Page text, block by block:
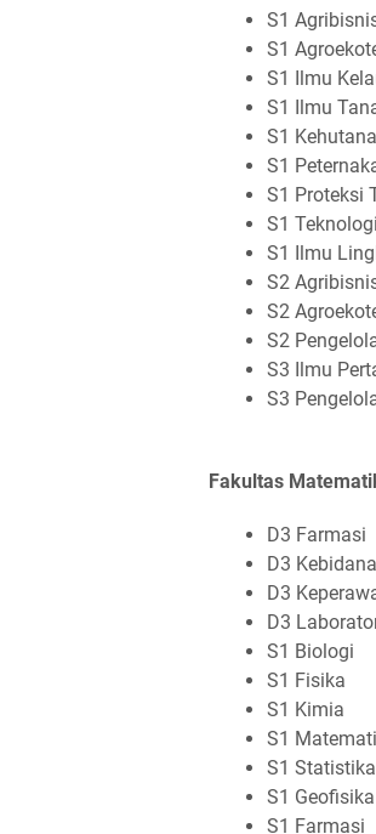
S1
S1
S1 Ilmu
S1 Ilmu
S1
S1
S1 Proteksi
S1
S1 Ilmu
S2
S2
S2
S3 Ilmu
S3
Fakultas
D3 Farmasi
D3
D3
D3
S1 Biologi
S1 Fisika
S1 Kimia
S1
S1 Statistika
S1 Geofisika
S1 Farmasi